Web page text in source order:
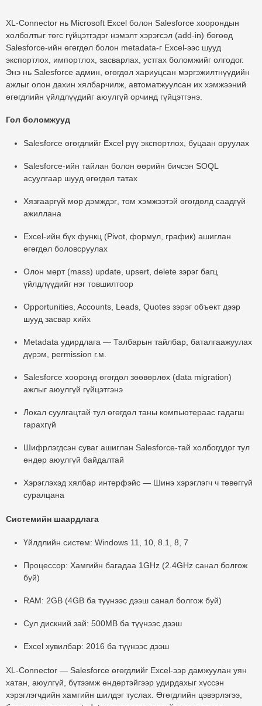
XL-Connector нь Microsoft Excel болон Salesforce хоорондын
холболтыг төгс гүйцэтгэдэг нэмэлт хэрэгсэл (add-in) бөгөөд
Salesforce-ийн өгөгдөл болон metadata-г Excel-ээс шууд
экспортлох, импортлох, засварлах, устгах боломжийг олгодог.
Энэ нь Salesforce админ, өгөгдөл хариуцсан мэргэжилтнүүдийн
ажлыг олон дахин хялбарчилж, автоматжуулсан их хэмжээний
өгөгдлийн үйлдлүүдийг аюулгүй орчинд гүйцэтгэнэ.
Гол боломжууд
Salesforce өгөгдлийг Excel рүү экспортлох, буцаан оруулах
Salesforce-ийн тайлан болон өөрийн бичсэн SOQL
асуулгаар шууд өгөгдөл татах
Хязгааргүй мөр дэмждэг , том хэмжээтэй өгөгдөлд саадгүй
ажиллана
Excel-ийн бүх функц (Pivot, формул, график) ашиглан
өгөгдөл боловсруулах
Олон мөрт (mass) update, upsert, delete зэрэг багц
үйлдлүүдийг нэг товшилтоор
Opportunities, Accounts, Leads, Quotes зэрэг объект дээр
шууд засвар хийх
Metadata удирдлага — Талбарын тайлбар, баталгаажуулах
дүрэм, permission г.м.
Salesforce хооронд өгөгдөл зөөвөрлөх (data migration)
ажлыг аюулгүй гүйцэтгэнэ
Локал суулгацтай тул өгөгдөл таны компьютераас гадагш
гарахгүй
Шифрлэгдсэн суваг ашиглан Salesforce-тай холбогддог тул
өндөр аюулгүй байдалтай
Хэрэглэхэд хялбар интерфэйс — Шинэ хэрэглэгч ч төвөггүй
суралцана
Системийн шаардлага
Үйлдлийн систем: Windows 11, 10, 8.1, 8, 7
Процессор: Хамгийн багадаа 1GHz (2.4GHz санал болгож
буй)
RAM: 2GB (4GB ба түүнээс дээш санал болгож буй)
Сул дискний зай: 500MB ба түүнээс дээш
Excel хувилбар: 2016 ба түүнээс дээш
XL-Connector — Salesforce өгөгдлийг Excel-ээр дамжуулан уян
хатан, аюулгүй, бүтээмж өндөртэйгээр удирдахыг хүссэн
хэрэглэгчдийн хамгийн шилдэг туслах. Өгөгдлийн цэвэрлэгээ,